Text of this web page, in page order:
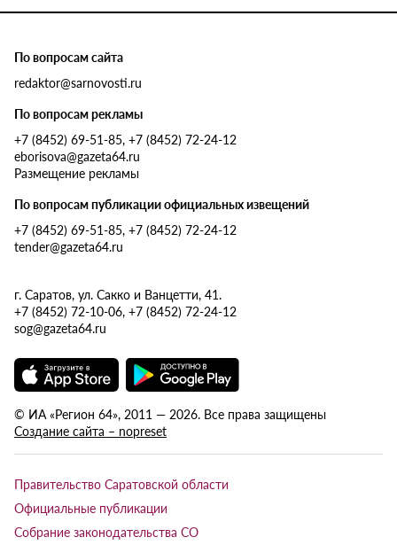
По вопросам сайта
redaktor@sarnovosti.ru
По вопросам рекламы
+7 (8452) 69-51-85, +7 (8452) 72-24-12
eborisova@gazeta64.ru
Размещение рекламы
По вопросам публикации официальных извещений
+7 (8452) 69-51-85, +7 (8452) 72-24-12
tender@gazeta64.ru
г. Саратов, ул. Сакко и Ванцетти, 41.
+7 (8452) 72-10-06, +7 (8452) 72-24-12
sog@gazeta64.ru
© ИА «Регион 64», 2011 — 2026. Все права защищены
Создание сайта – nopreset
Правительство Саратовской области
Официальные публикации
Собрание законодательства СО